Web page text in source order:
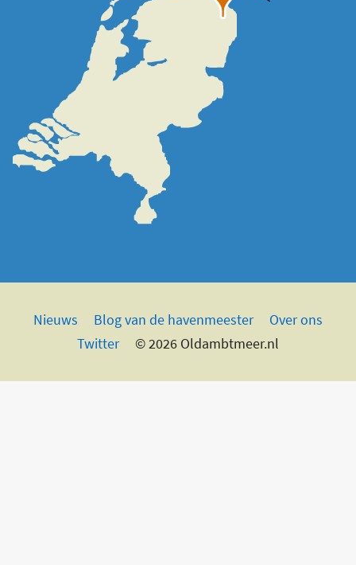
Nieuws Blog van de havenmeester
Over ons
Twitter
© 2026 Oldambtmeer.nl